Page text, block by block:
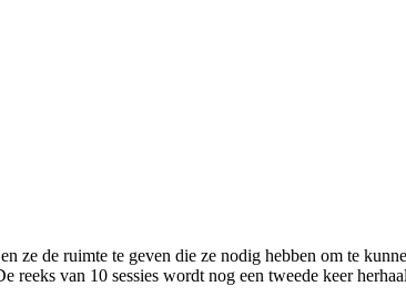
ze de ruimte te geven die ze nodig hebben om te
van 10 sessies wordt nog een tweede keer